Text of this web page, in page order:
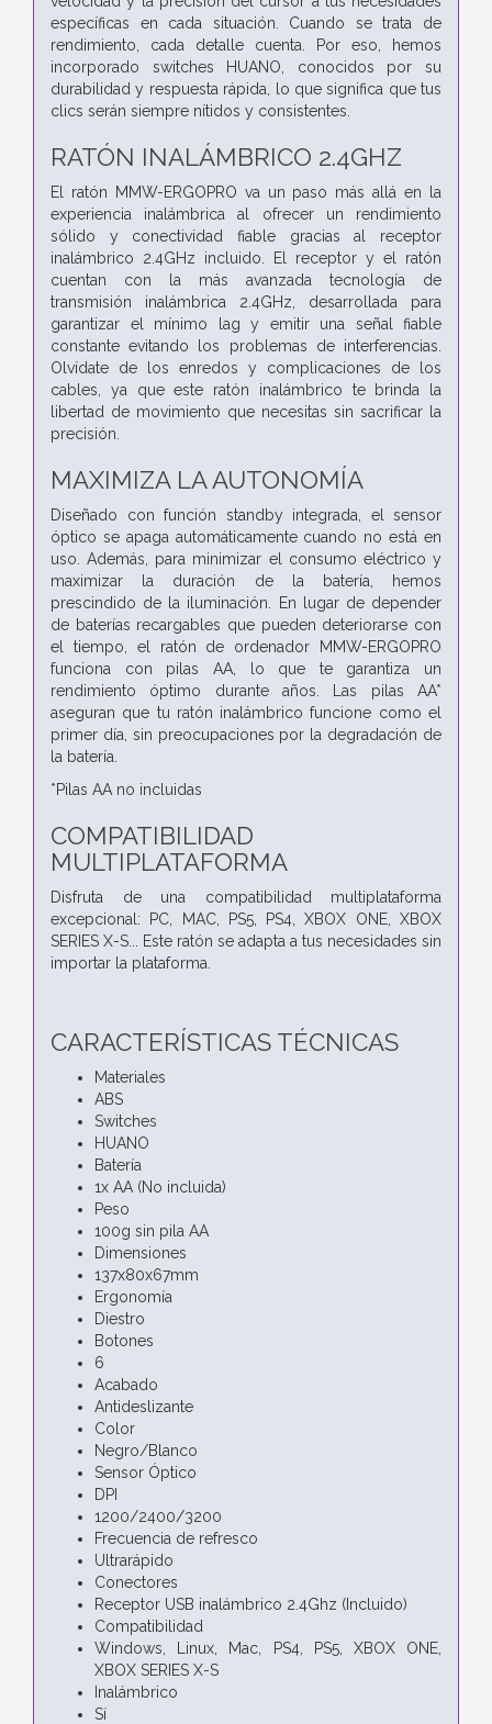
específicas en cada situación. Cuando se trata de
rendimiento, cada detalle cuenta. Por eso, hemos
incorporado switches HUANO, conocidos por su
durabilidad y respuesta rápida, lo que significa que tus
clics serán siempre nítidos y consistentes.
RATÓN INALÁMBRICO 2.4GHZ
El ratón MMW-ERGOPRO va un paso más allá en la
experiencia inalámbrica al ofrecer un rendimiento
sólido y conectividad fiable gracias al receptor
inalámbrico 2.4GHz incluido. El receptor y el ratón
cuentan con la más avanzada tecnología de
transmisión inalámbrica 2.4GHz, desarrollada para
garantizar el mínimo lag y emitir una señal fiable
constante evitando los problemas de interferencias.
Olvídate de los enredos y complicaciones de los
cables, ya que este ratón inalámbrico te brinda la
libertad de movimiento que necesitas sin sacrificar la
precisión.
MAXIMIZA LA AUTONOMÍA
Diseñado con función standby integrada, el sensor
óptico se apaga automáticamente cuando no está en
uso. Además, para minimizar el consumo eléctrico y
maximizar la duración de la batería, hemos
prescindido de la iluminación. En lugar de depender
de baterías recargables que pueden deteriorarse con
el tiempo, el ratón de ordenador MMW-ERGOPRO
funciona con pilas AA, lo que te garantiza un
rendimiento óptimo durante años. Las pilas AA*
aseguran que tu ratón inalámbrico funcione como el
primer día, sin preocupaciones por la degradación de
la batería.
*Pilas AA no incluidas
COMPATIBILIDAD
MULTIPLATAFORMA
Disfruta de una compatibilidad multiplataforma
excepcional: PC, MAC, PS5, PS4, XBOX ONE, XBOX
SERIES X-S... Este ratón se adapta a tus necesidades sin
importar la plataforma.
CARACTERÍSTICAS TÉCNICAS
Materiales
ABS
Switches
HUANO
Batería
1x AA (No incluida)
Peso
100g sin pila AA
Dimensiones
137x80x67mm
Ergonomía
Diestro
Botones
6
Acabado
Antideslizante
Color
Negro/Blanco
Sensor Óptico
DPI
1200/2400/3200
Frecuencia de refresco
Ultrarápido
Conectores
Receptor USB inalámbrico 2.4Ghz (Incluido)
Compatibilidad
Windows, Linux, Mac, PS4, PS5, XBOX ONE,
XBOX SERIES X-S
Inalámbrico
Sí